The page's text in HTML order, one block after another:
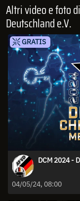
Altri video e foto
Deutschland e.V.
GRATIS
DCM 2024 -
04/05/24, 08:00